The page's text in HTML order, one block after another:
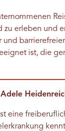
zu erleben und
und
ist, die
eine